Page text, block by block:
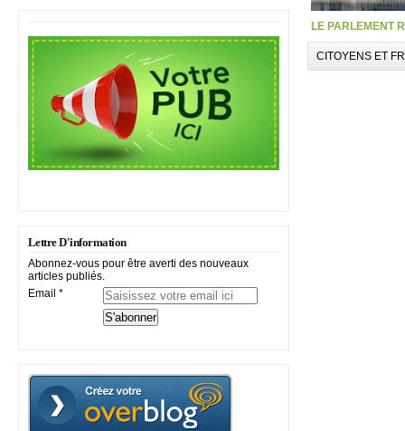
Lettre D'information
Abonnez-vous pour être averti des nouveaux
articles publiés.
Email
LE PARLEMENT
CITOYENS ET